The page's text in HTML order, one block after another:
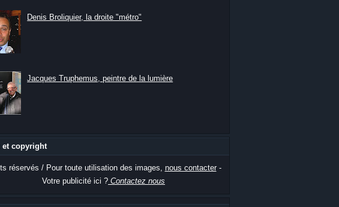
Denis Broliquier, la droite "métro"
Jacques Truphemus, peintre de la lumière
et copyright
réservés / Pour toute utilisation des images, nous contacter-
Votre publicité ici ? Contactez nous